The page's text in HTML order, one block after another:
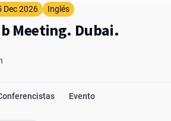
Dec 2026 Inglés
Meeting. Dubai.
Evento